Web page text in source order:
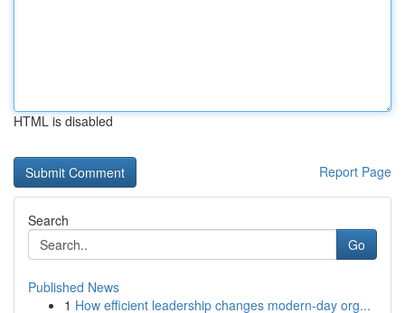
HTML is disabled
Report Page
Search
Go
Published News
1 How efficient leadership changes modern-day org...